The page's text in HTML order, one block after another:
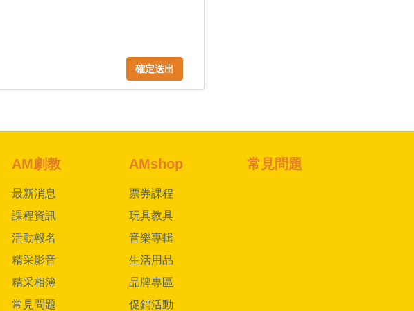
確定送出
AM劇教
最新消息
課程資訊
活動報名
精采影音
精采相簿
常見問題
AMshop
票券課程
玩具教具
音樂專輯
生活用品
品牌專區
促銷活動
常見問題